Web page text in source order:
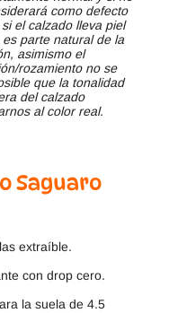
como defecto
el calzado lleva piel
parte natural de la
asimismo el
rozamiento no se
que la tonalidad
del calzado
al color real.
Saguaro
extraíble.
con drop cero.
la suela de 4.5